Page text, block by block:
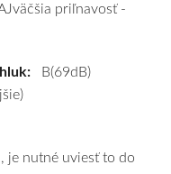
priľnavosť -
B(69dB)
je nutné uviesť to do